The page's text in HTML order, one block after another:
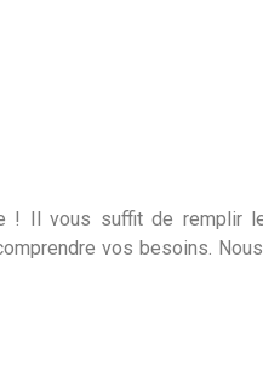
! Il vous suffit de remplir
vos besoins.